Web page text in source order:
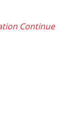
Continue